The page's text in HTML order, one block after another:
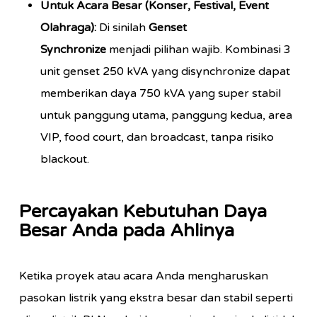
Untuk Acara Besar (Konser, Festival, Event
Olahraga):Di sinilah Genset
Synchronizemenjadi pilihan wajib. Kombinasi 3
unit genset 250 kVA yang disynchronize dapat
memberikan daya 750 kVA yang super stabil
untuk panggung utama, panggung kedua, area
VIP, food court, dan broadcast, tanpa risiko
blackout.
Percayakan Kebutuhan Daya
Besar Anda pada Ahlinya
Ketika proyek atau acara Anda mengharuskan
pasokan listrik yang ekstra besar dan stabil seperti